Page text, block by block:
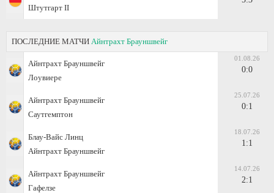
Штутгарт II
ПОСЛЕДНИЕ МАТЧИ Айнтрахт Брауншвейг
Айнтрахт Брауншвейг
Лоувиере
01.08.26
0:0
Айнтрахт Брауншвейг
Саутгемптон
25.07.26
0:1
Блау-Вайс Линц
Айнтрахт Брауншвейг
18.07.26
1:1
Айнтрахт Брауншвейг
Гафелзе
14.07.26
2:1